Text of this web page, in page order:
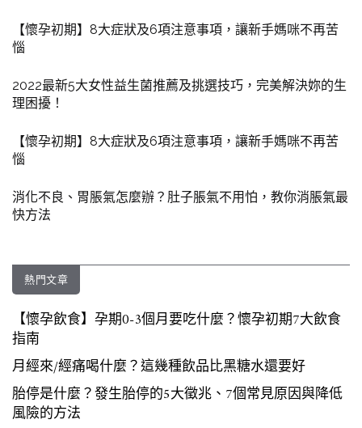
【懷孕初期】8大症狀及6項注意事項，讓新手媽咪不再苦
惱
2022最新5大女性益生菌推薦及挑選技巧，完美解決妳的生
理困擾！
【懷孕初期】8大症狀及6項注意事項，讓新手媽咪不再苦
惱
消化不良、胃脹氣怎麼辦？肚子脹氣不用怕，教你消脹氣最
快方法
熱門文章
【懷孕飲食】孕期0-3個月要吃什麼？懷孕初期7大飲食
指南
月經來/經痛喝什麼？這幾種飲品比黑糖水還要好
胎停是什麼？發生胎停的5大徵兆、7個常見原因與降低
風險的方法